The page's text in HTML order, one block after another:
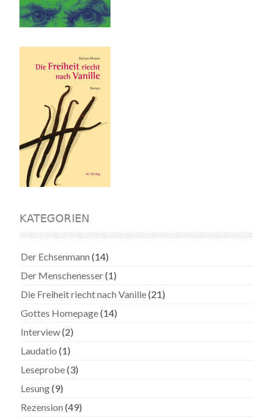
KATEGORIEN
Der Echsenmann (14)
Der Menschenesser(1)
Die Freiheit riecht nach Vanille(21)
Gottes Homepage(14)
Interview(2)
Laudatio (1)
Leseprobe(3)
Lesung(9)
Rezension (49)